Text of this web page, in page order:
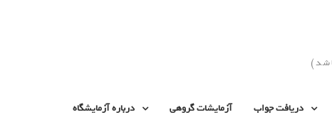
دریافت جواب آزمایشات گروهی درباره آزمایشگاه